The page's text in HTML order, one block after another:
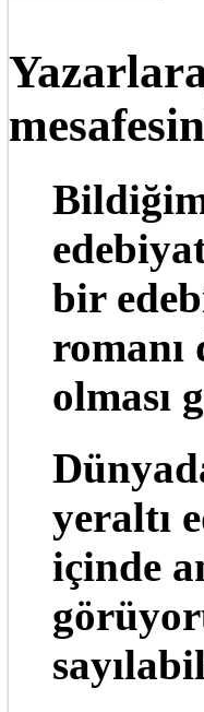
bir
olması
yeraltı
içinde